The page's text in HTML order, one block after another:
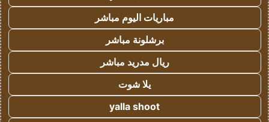
مباريات اليوم مباشر
برشلونة مباشر
ريال مدريد مباشر
يلا شوت
yalla shoot